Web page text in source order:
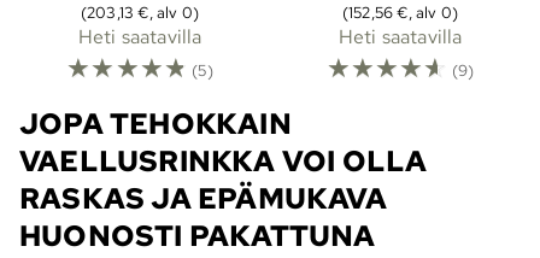
(203,13 €, alv 0)
Heti saatavilla
☆☆☆☆☆ (5)
(152,56 €, alv 0)
Heti saatavilla
☆☆☆☆☆ (9)
JOPA TEHOKKAIN
VAELLUSRINKKA VOI OLLA
RASKAS JA EPÄMUKAVA
HUONOSTI PAKATTUNA